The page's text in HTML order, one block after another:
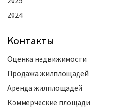
2024
Kонтакты
Оценка недвижимости
Продажа жилплощадей
Аренда жилплощадей
Коммерческие площади